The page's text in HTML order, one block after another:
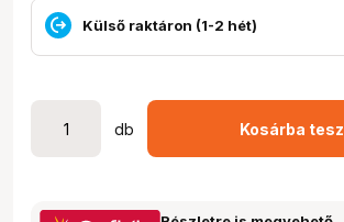
Külső raktáron (1-2 hét)
db Kosárba tesz